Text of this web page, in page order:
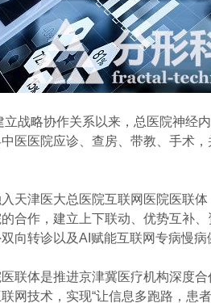
略协作关系以来，总医院神经内
医医院应诊、查房、带教、手术
津医大总医院互联网医院医联体
合作，建立上下联动、优势互补
向转诊以及AI赋能互联网专病慢病
体是推进京津冀医疗机构深度合
网技术，实现“让信息多跑路，患